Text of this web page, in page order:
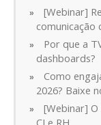
[Webinar]
comunicação
Por que a
dashboards?
Como
2026? Baixe
[Webinar]